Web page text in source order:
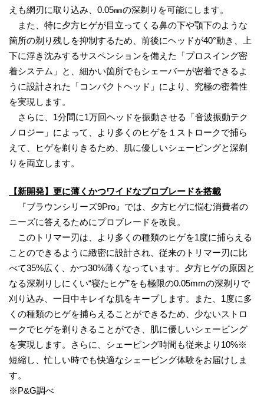
えも網刃に取り込み、0.05㎜の深剃りを可能にします。
また、特に夕方ヒゲが目立ってくる鼻の下や顎下のような
箇所の剃り残しを抑制するため、前後にヘッドが40°動き、上
下に浮き沈みするサスペンションを備えた「プロスイング密
着システム」と、細かい箇所でもシェーバーが密着できるよ
うに設計された「コンパクトヘッド」により、究極の密着性
を実現します。
さらに、1分間に1万回ヘッドを振動させる「音波振動テク
ノロジー」によって、より多くのヒゲを１ストロークで捕ら
えて、ヒゲを剃りきるため、肌に優しいシェービングと深剃
りを両立します。
【新開発】更に薄くかつワイドなプロブレードを搭載
『ブラウンシリーズ9Pro』では、夕方ヒゲに悩む消費者の
ニーズに答えるためにプロブレードを改良。
このトリマー刃は、より多くの種類のヒゲを1度に捕らえる
ことのできるように緻密に設計され、従来のトリマー刃に比
べて35%広く、かつ30%薄くなっています。夕方ヒゲの原因と
なる深剃りしにくい“寝たヒゲ”をも極限の0.05mmの深剃りで
刈り込み、一日中キレイな肌をキープします。また、1度に多
くの種類のヒゲを捕らえることができるため、少ないストロ
ークでヒゲを剃りきることができ、肌に優しいシェービング
を実現します。さらに、シェービング時間も従来より10%※
短縮し、忙しい時でも快適なシェービング体験をお届けしま
す。
※P&G調べ